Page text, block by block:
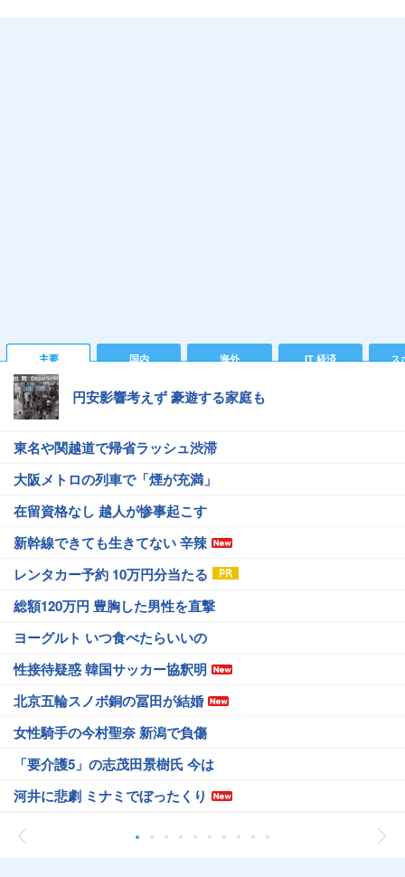
主要 国内 海外 IT 経済 ス
円安影響考えず 豪遊する家庭も
東名や関越道で帰省ラッシュ渋滞
大阪メトロの列車で「煙が充満」
在留資格なし 越人が惨事起こす
新幹線できても生きてない 辛辣
レンタカー予約 10万円分当たる
総額120万円 豊胸した男性を直撃
ヨーグルト いつ食べたらいいの
性接待疑惑 韓国サッカー協釈明
北京五輪スノボ銅の冨田が結婚
女性騎手の今村聖奈 新潟で負傷
「要介護5」の志茂田景樹氏 今は
河井に悲劇 ミナミでぼったくり